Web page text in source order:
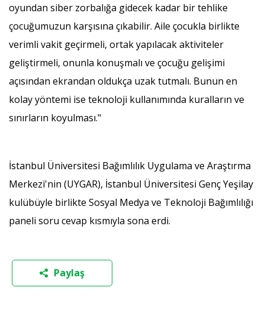
oyundan siber zorbalığa gidecek kadar bir tehlike
çocuğumuzun karşısına çıkabilir. Aile çocukla birlikte
verimli vakit geçirmeli, ortak yapılacak aktiviteler
geliştirmeli, onunla konuşmalı ve çocuğu gelişimi
açısından ekrandan oldukça uzak tutmalı. Bunun en
kolay yöntemi ise teknoloji kullanımında kuralların ve
sınırların koyulması."
İstanbul Üniversitesi Bağımlılık Uygulama ve Araştırma
Merkezi'nin (UYGAR), İstanbul Üniversitesi Genç Yeşilay
kulübüyle birlikte Sosyal Medya ve Teknoloji Bağımlılığı
paneli soru cevap kısmıyla sona erdi.
Paylaş